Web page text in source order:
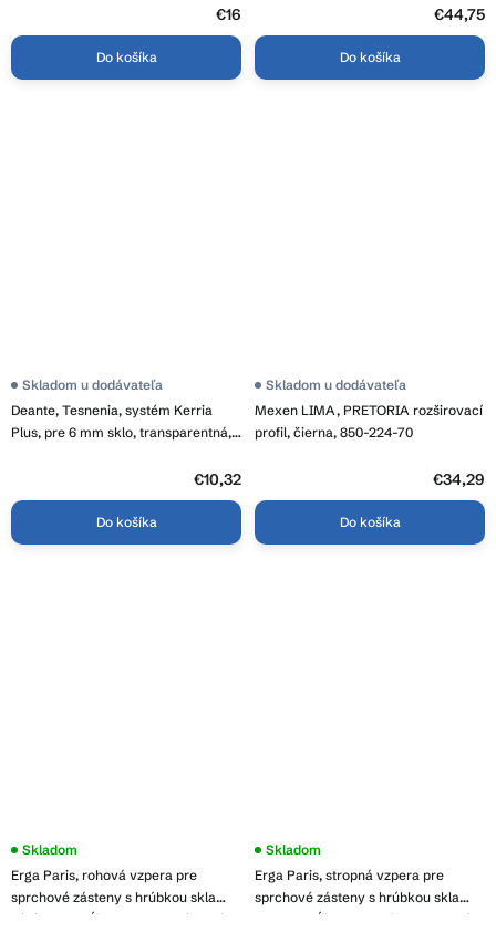
€16
Do košíka
€44,75
Do košíka
Deante, Tesnenia, systém Kerria
Plus, pre 6 mm sklo, transparentná,
Skladom u dodávateľa
€10,32
Do košíka
Mexen LIMA, PRETORIA rozširovací
profil, čierna, 850-224-70
Skladom u dodávateľa
€34,29
Do košíka
Erga Paris, rohová vzpera pre
sprchové zásteny s hrúbkou skla
6/8/10 mm, dĺžka 35cm, chrómová,
Skladom
Erga Paris, stropná vzpera pre
sprchové zásteny s hrúbkou skla
6(8)mm, dĺžka 62cm, čierna matná,
Priemerné
produktu
je
5,0
Skladom